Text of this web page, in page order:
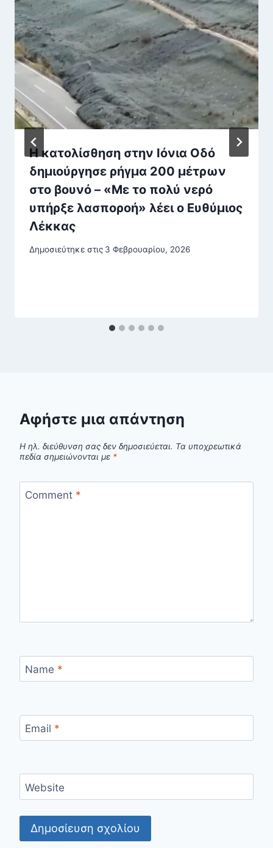
Η κατολίσθηση στην Ιόνια Οδό
δημιούργησε ρήγμα 200 μέτρων
στο βουνό – «Με το πολύ νερό
υπήρξε λασποροή» λέει ο Ευθύμιος
Λέκκας
Δημοσιεύτηκε στις 3 Φεβρουαρίου, 2026
Αφήστε μια απάντηση
Η ηλ. διεύθυνση σας δεν δημοσιεύεται. Τα υποχρεωτικά
πεδία σημειώνονται με *
Comment *
Name *
Email *
Website